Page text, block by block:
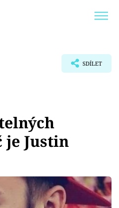
SDÍLET
je Justin